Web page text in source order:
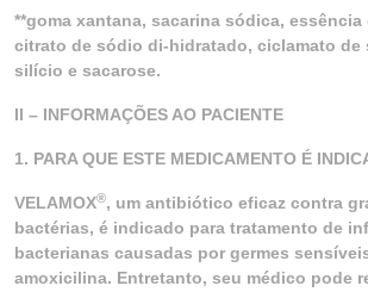
**goma xantana, sacarina sódica, essência
citrato de sódio di-hidratado, ciclamato de
silício e sacarose.
II – INFORMAÇÕES AO PACIENTE
1. PARA QUE ESTE MEDICAMENTO É
VELAMOX®, um antibiótico eficaz contra
bactérias, é indicado para tratamento de
bacterianas causadas por germes
amoxicilina. Entretanto, seu médico pode